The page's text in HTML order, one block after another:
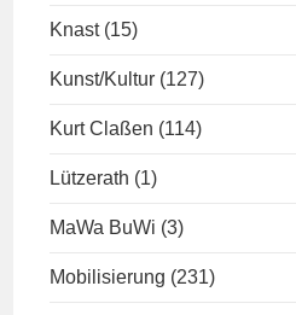
Knast (15)
Kunst/Kultur (127)
Kurt Claßen (114)
Lützerath (1)
MaWa BuWi (3)
Mobilisierung (231)